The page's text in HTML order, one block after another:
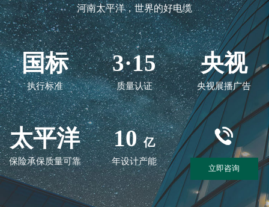
河南太平洋，世界的好电缆
国标
执行标准
3·15
质量认证
央视
央视展播广告
太平洋
保险承保质量可靠
10 亿
年设计产能
立即咨询